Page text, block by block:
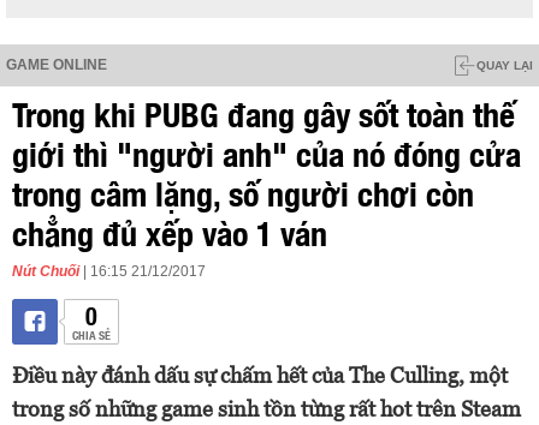
GAME ONLINE QUAY LẠI
Trong khi PUBG đang gây sốt toàn thế
giới thì "người anh" của nó đóng cửa
trong câm lặng, số người chơi còn
chẳng đủ xếp vào 1 ván
Nút Chuối | 16:15 21/12/2017
0
CHIA SẺ
Điều này đánh dấu sự chấm hết của The Culling, một
trong số những game sinh tồn từng rất hot trên Steam